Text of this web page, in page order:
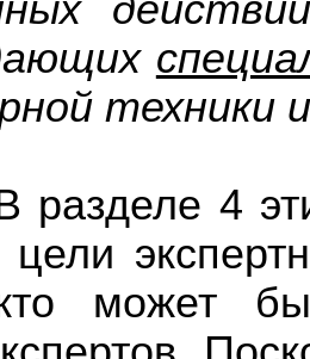
техники
4 этих
может